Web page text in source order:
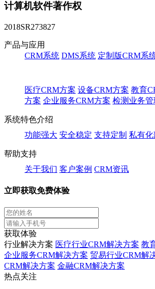
计算机软件著作权
2018SR273827
产品与应用
CRM系统 DMS系统 定制版CRM系
医疗CRM方案 设备CRM方案 教育
方案 企业服务CRM方案 检测业务
系统特色介绍
功能强大 安全稳定 支持定制 私有
帮助支持
关于我们 客户案例 CRM资讯
立即获取免费体验
获取体验
行业解决方案 医疗行业CRM解决方案 教
企业服务CRM解决方案 贸易行业CRM解
CRM解决方案 金融CRM解决方案
热点关注